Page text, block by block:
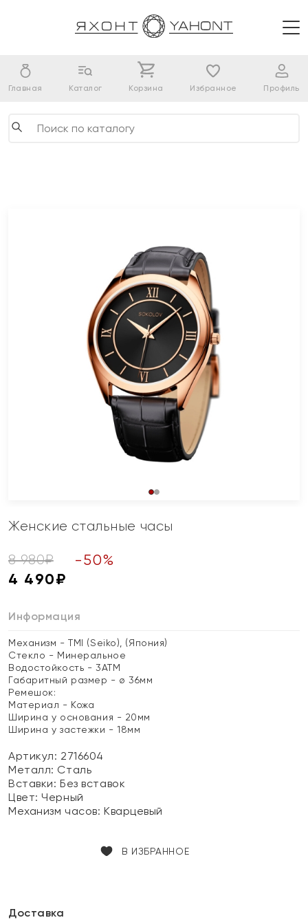
Главная Каталог Корзина Избранное Профиль
Женские стальные часы
8 980₽ -50%
4 490₽
Информация
Механизм - TMI (Seiko), (Япония)
Стекло - Минеральное
Водостойкость - 3АТМ
Габаритный размер - ø 36мм
Ремешок:
Материал - Кожа
Ширина у основания - 20мм
Ширина у застежки - 18мм
Артикул: 2716604
Металл: Сталь
Вставки:Без вставок
Цвет:Черный
Механизм часов: Кварцевый
В ИЗБРАННОЕ
Доставка